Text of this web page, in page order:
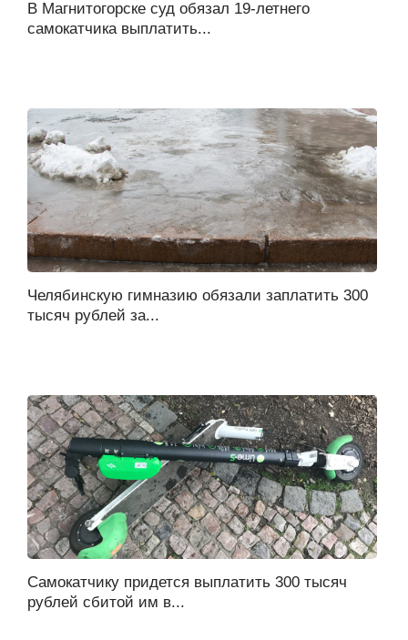
В Магнитогорске суд обязал 19-летнего
самокатчика выплатить...
Челябинскую гимназию обязали заплатить 300
тысяч рублей за...
Самокатчику придется выплатить 300 тысяч
рублей сбитой им в...